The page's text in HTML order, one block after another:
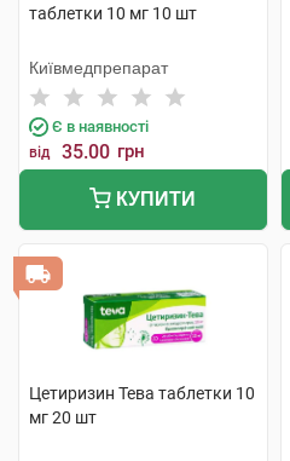
таблетки 10 мг 10 шт
Київмедпрепарат
Є в наявності
від 35.00 грн
КУПИТИ
Цетиризин Тева таблетки 10
мг 20 шт